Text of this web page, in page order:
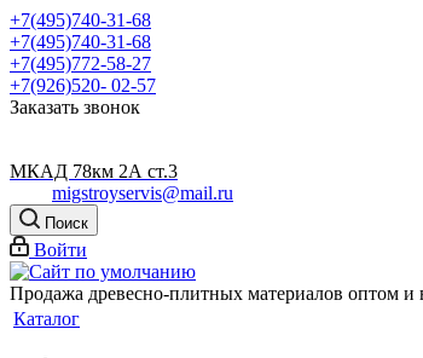
+7(495)740-31-68
+7(495)740-31-68
+7(495)772-58-27
+7(926)520- 02-57
Заказать звонок
МКАД 78км 2А ст.3
migstroyservis@mail.ru
Поиск
Войти
Продажа древесно-плитных материалов оптом и
Каталог